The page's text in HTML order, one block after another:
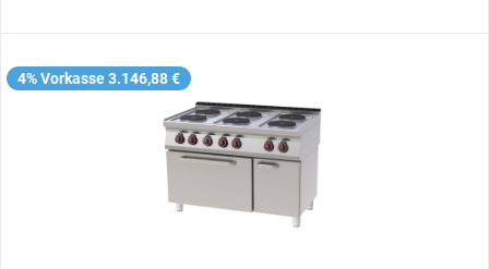
4% Vorkasse 3.146,88 €